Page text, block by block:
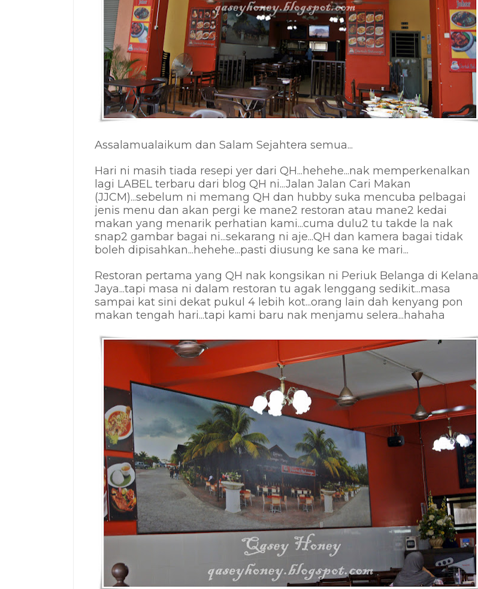
Assalamualaikum dan Salam Sejahtera semua...
Hari ni masih tiada resepi yer dari QH...hehehe...nak memperkenalkan
lagi LABEL terbaru dari blog QH ni...Jalan Jalan Cari Makan
(JJCM)...sebelum ni memang QH dan hubby suka mencuba pelbagai
jenis menu dan akan pergi ke mane2 restoran atau mane2 kedai
makan yang menarik perhatian kami...cuma dulu2 tu takde la nak
snap2 gambar bagai ni...sekarang ni aje...QH dan kamera bagai tidak
boleh dipisahkan...hehehe...pasti diusung ke sana ke mari...
Restoran pertama yang QH nak kongsikan ni Periuk Belanga di Kelana
Jaya...tapi masa ni dalam restoran tu agak lenggang sedikit...masa
sampai kat sini dekat pukul 4 lebih kot...orang lain dah kenyang pon
makan tengah hari...tapi kami baru nak menjamu selera...hahaha